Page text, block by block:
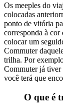
Os meeples do
colocadas
ponto de vitória
corresponda à
colocar um
Commuter
trilha. Por
Commuter já tiver
você terá que
O que é